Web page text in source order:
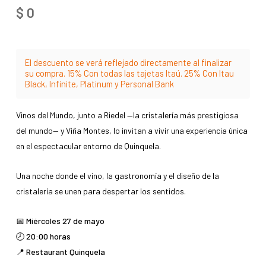
$ 0
El descuento se verá reflejado directamente al finalizar
su compra. 15% Con todas las tajetas Itaú. 25% Con Itau
Black, Infinite, Platinum y Personal Bank
Vinos del Mundo, junto a Riedel —la cristalería más prestigiosa
del mundo— y Viña Montes, lo invitan a vivir una experiencia única
en el espectacular entorno de Quinquela.
Una noche donde el vino, la gastronomía y el diseño de la
cristalería se unen para despertar los sentidos.
📅 Miércoles 27 de mayo
🕗 20:00 horas
📍 Restaurant Quinquela